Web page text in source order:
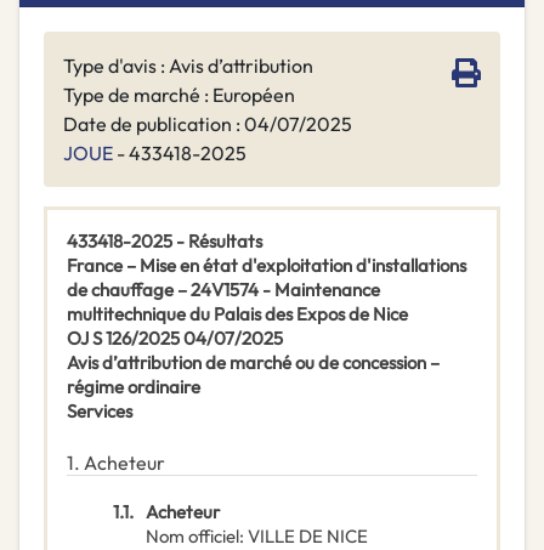
Type d'avis : Avis d’attribution
Type de marché : Européen
Date de publication : 04/07/2025
JOUE - 433418-2025
433418-2025 - Résultats
France – Mise en état d'exploitation d'installations
de chauffage – 24V1574 - Maintenance
multitechnique du Palais des Expos de Nice
OJ S 126/2025 04/07/2025
Avis d’attribution de marché ou de concession –
régime ordinaire
Services
1. Acheteur
1.1. Acheteur
Nom officiel: VILLE DE NICE